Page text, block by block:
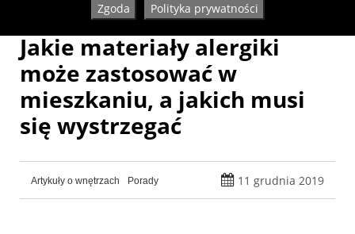
Jakie materiały alergiki
może zastosować w
mieszkaniu, a jakich musi
się wystrzegać
Artykuły o wnętrzach Porady 11 grudnia 2019
Zgoda Polityka prywatności